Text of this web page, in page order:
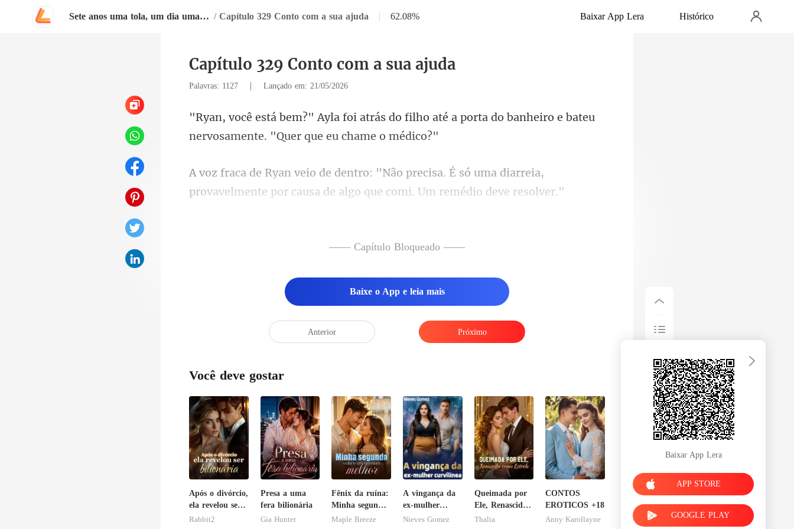
Sete anos uma tola, um dia uma rainha / Capítulo 329 Conto com a sua ajuda | 62.08% Baixar App Lera Histórico
Capítulo 329 Conto com a sua ajuda
Palavras: 1127 | Lançado em: 21/05/2026
filho até a porta do banheiro e bateu
n
isa. É só uma diarreia,
provavelmente por cau
—— Capítulo Bloqueado ——
Baixe o App e leia mais
Anterior Próximo
Você deve gostar
Após o divórcio,
ela revelou ser
bilionária
Rabbit2
Presa a uma
fera bilionária
Gia Hunter
Fênix da ruína:
Minha segunda
vida e um
Maple Breeze
A vingança da
ex-mulher
curvilínea
Nieves Gomez
Queimada por
Ele, Renascida
como Estrela
Thalia
CONTOS
EROTICOS +18
Anny Karollayne
Baixar App Lera
APP STORE
GOOGLE PLAY